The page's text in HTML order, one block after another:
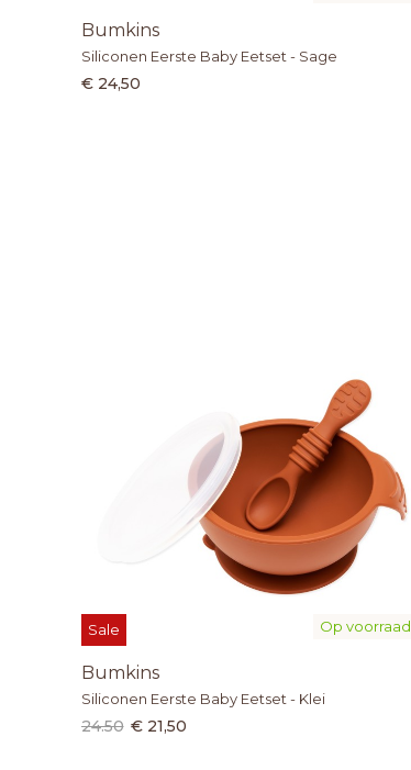
Bumkins
Siliconen Eerste Baby Eetset - Sage
€ 24,50
Op voorraad
Sale
Bumkins
Siliconen Eerste Baby Eetset - Klei
24.50 € 21,50